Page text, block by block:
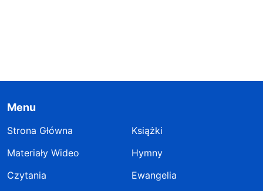
Menu
Strona Główna
Książki
Materiały Wideo
Hymny
Czytania
Ewangelia